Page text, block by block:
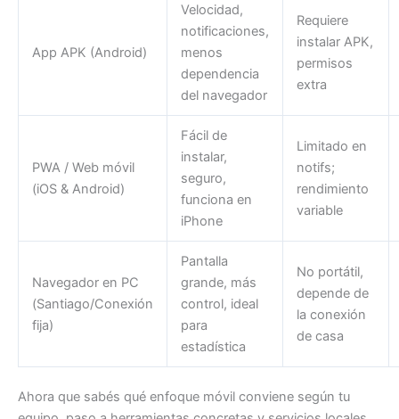
App APK (Android)
Velocidad,
notificaciones,
menos
dependencia
del navegador
Requiere
instalar APK,
permisos
extra
PWA / Web móvil
(iOS & Android)
Fácil de
instalar,
seguro,
funciona en
iPhone
Limitado en
notifs;
rendimiento
variable
Navegador en PC
(Santiago/Conexión
fija)
Pantalla
grande, más
control, ideal
para
estadística
No portátil,
depende de
la conexión
de casa
Ahora que sabés qué enfoque móvil conviene según tu